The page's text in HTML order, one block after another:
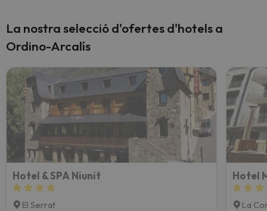
La nostra selecció d'ofertes d'hotels a
Ordino-Arcalís
Hotel & SPA Niunit
El Serrat
Hotel
La